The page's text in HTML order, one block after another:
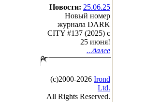
Новости: 25.06.25
Новый номер
журнала DARK
CITY #137 (2025) c
25 июня!
...далее
(с)2000-2026 Irond
Ltd.
All Rights Reserved.